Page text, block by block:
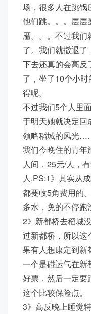
场，很多人在跳锅
他们跳。。。层层
靥。。。不过我
了。我们就撤退
下去还真的会高反
了，坐了10个小
得呢。
不过我们5个人里
于明天她就决定回
领略稻城的风光
我们今晚住的青年
人间，25元/人，
人,PS:1》其实从
都要收5角费用的
多水，免的不停跑
2》新都桥去稻城
过新都桥，所以这
果有人想康定到新
一个是碰运气在新
好票，然后一定要
这个比较保险点。
3》高反晚上睡觉